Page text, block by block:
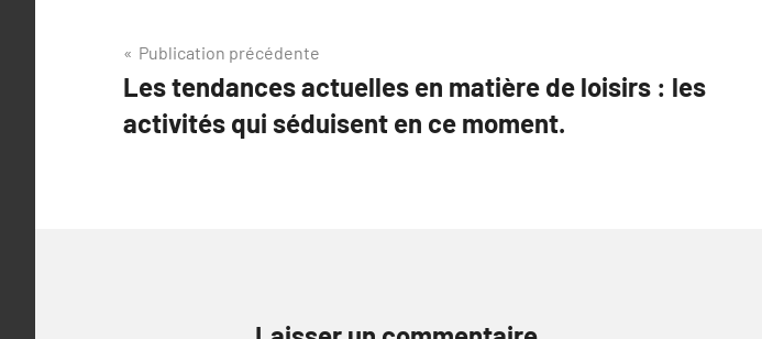
Navigation
de
l’article
Publication précédente
Les tendances actuelles en matière de loisirs : les
activités qui séduisent en ce moment.